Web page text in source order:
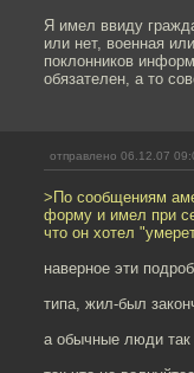
Я имел ввиду
или нет, военная
поклонников
обязателен, а то
отправлено 06.12.07
>По сообщениям
форму и имел при
что он хотел
наверное эти
типа, жил-был
а обычные люди